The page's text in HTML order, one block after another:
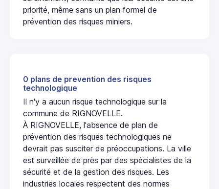
priorité, même sans un plan formel de
prévention des risques miniers.
0 plans de prevention des risques
technologique
Il n'y a aucun risque technologique sur la
commune de RIGNOVELLE.
À RIGNOVELLE, l'absence de plan de
prévention des risques technologiques ne
devrait pas susciter de préoccupations. La ville
est surveillée de près par des spécialistes de la
sécurité et de la gestion des risques. Les
industries locales respectent des normes